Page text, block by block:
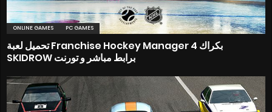
ONLINE GAMES PC GAMES
تحميل لعبة Franchise Hockey Manager 4 بكراك
SKIDROW برابط مباشر و تورنت